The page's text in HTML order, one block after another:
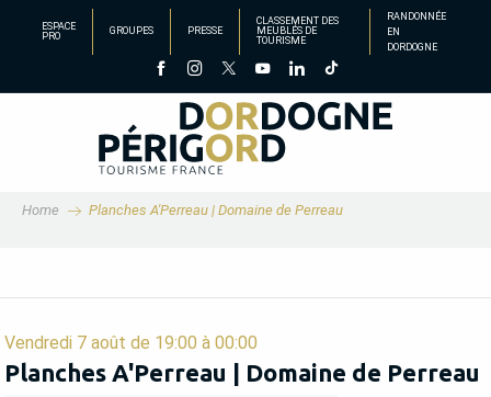
principal
ESPACE
PRO
GROUPES PRESSE
CLASSEMENT DES
MEUBLÉS DE
TOURISME
RANDONNÉE
EN
DORDOGNE
Home Planches A'Perreau | Domaine de Perreau
Vendredi 7 août de 19:00 à 00:00
Planches A'Perreau | Domaine de Perreau